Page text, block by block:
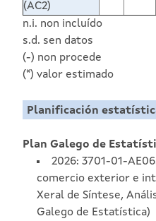
(AC2)
n.i. non incluído
s.d. sen datos
(-) non procede
(*) valor estimado
Planificación
Plan Galego de
2026: 3701-01-
comercio exterior e
Xeral de Síntese,
Galego de Estatística)